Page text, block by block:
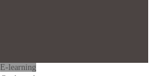
E-learning